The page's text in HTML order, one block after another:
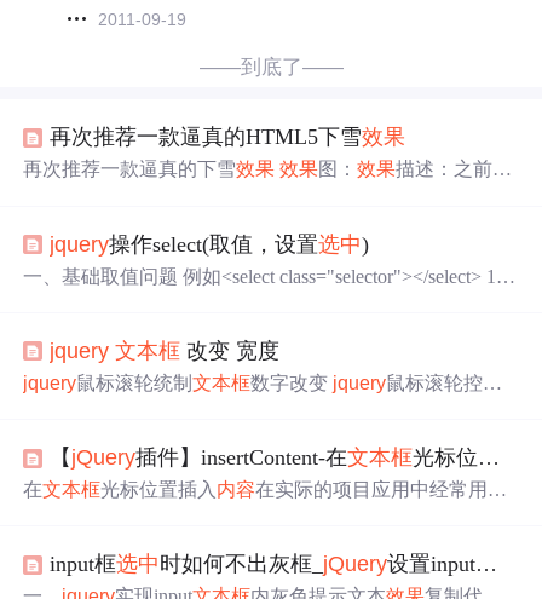
2011-09-19
——到底了——
再次推荐一款逼真的HTML5下雪效果
再次推荐一款逼真的下雪效果 效果图：效果描述：之前推
1、将index.html中的样式复制到你的样式表中2、将body中
的代码部分拷贝到你需要的地方(注意保持图片、js文件路
jquery操作select(取值，设置选中)
一、基础取值问题 例如<select class="selector"></select> 1、
tr("selected",true); 注意：之前$(".selector").find("option[text
='pxx']").a...
jquery 文本框 改变 宽度
jquery鼠标滚轮统制文本框数字改变 jquery鼠标滚轮控制
知道如何描述给大家，也就是在网页的文本框中，只要鼠
标移上后，文本框的文字就处于选中状态，如果这时候滚
【 jQuery插件】insertContent-在文本框光标位置插入
在文本框光标位置插入 内容在实际的项目应用中经常用
cument.selection.createRange();获取光标位置，代码也很简
单： 1 if (document.selection) { 2
input框选中时如何不出灰框_ jQuery设置input文本框